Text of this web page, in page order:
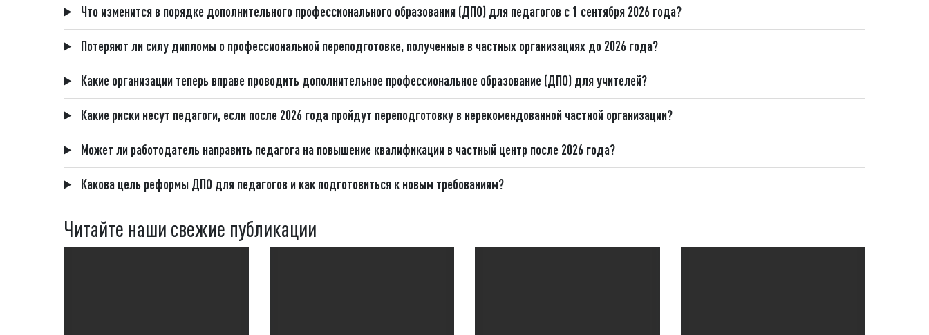
Что изменится в порядке дополнительного профессионального образования (ДПО) для педагогов с 1 сентября 2026 года?
Потеряют ли силу дипломы о профессиональной переподготовке, полученные в частных организациях до 2026 года?
Какие организации теперь вправе проводить дополнительное профессиональное образование (ДПО) для учителей?
Какие риски несут педагоги, если после 2026 года пройдут переподготовку в нерекомендованной частной организации?
Может ли работодатель направить педагога на повышение квалификации в частный центр после 2026 года?
Какова цель реформы ДПО для педагогов и как подготовиться к новым требованиям?
Читайте наши свежие публикации